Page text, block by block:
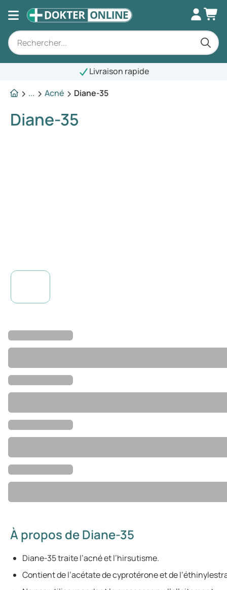
Livraison rapide
...
Acné Diane-35
Diane-35
À propos de Diane-35
Diane-35 traite l’acné et l’hirsutisme.
Contient de l’acétate de cyprotérone et de